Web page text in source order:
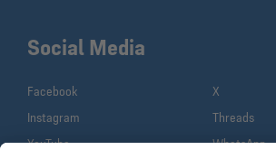
Social Media
Facebook
X
Instagram
Threads
YouTube
WhatsApp